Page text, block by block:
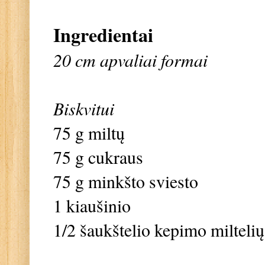
Ingredientai
20 cm apvaliai formai
Biskvitui
75 g miltų
75 g cukraus
75 g minkšto sviesto
1 kiaušinio
1/2 šaukštelio kepimo miltelių